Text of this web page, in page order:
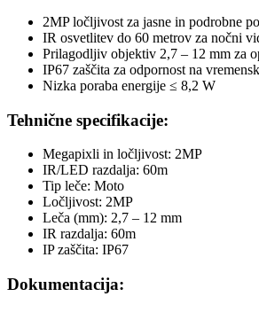
2MP ločljivost za jasne in podrobne
IR osvetlitev do 60 metrov za nočni
Prilagodljiv objektiv 2,7 – 12 mm za
IP67 zaščita za odpornost na
Nizka poraba energije ≤ 8,2 W
Tehnične specifikacije:
Megapixli in ločljivost: 2MP
IR/LED razdalja: 60m
Tip leče: Moto
Ločljivost: 2MP
Leča (mm): 2,7 – 12 mm
IR razdalja: 60m
IP zaščita: IP67
Dokumentacija: